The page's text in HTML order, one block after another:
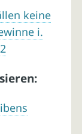
keine
i.